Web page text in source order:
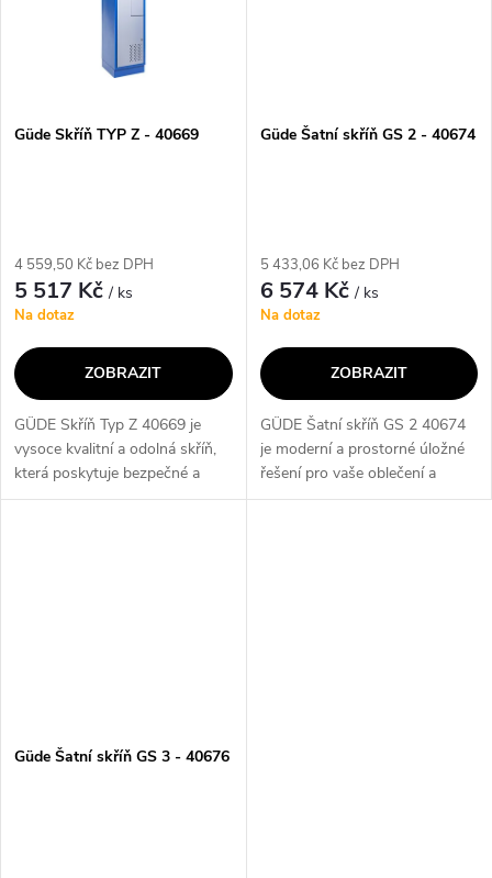
Güde Skříň TYP Z - 40669
4 559,50 Kč bez DPH
5 517 Kč/ ks
Na dotaz
ZOBRAZIT
GÜDE Skříň Typ Z 40669 je
vysoce kvalitní a odolná skříň,
která poskytuje bezpečné a
praktické uložení nástrojů a
Güde Šatní skříň GS 2 - 40674
5 433,06 Kč bez DPH
6 574 Kč/ ks
Na dotaz
ZOBRAZIT
GÜDE Šatní skříň GS 2 40674
je moderní a prostorné úložné
řešení pro vaše oblečení a
doplňky. Skříň je vyrobena z
Güde Šatní skříň GS 3 - 40676